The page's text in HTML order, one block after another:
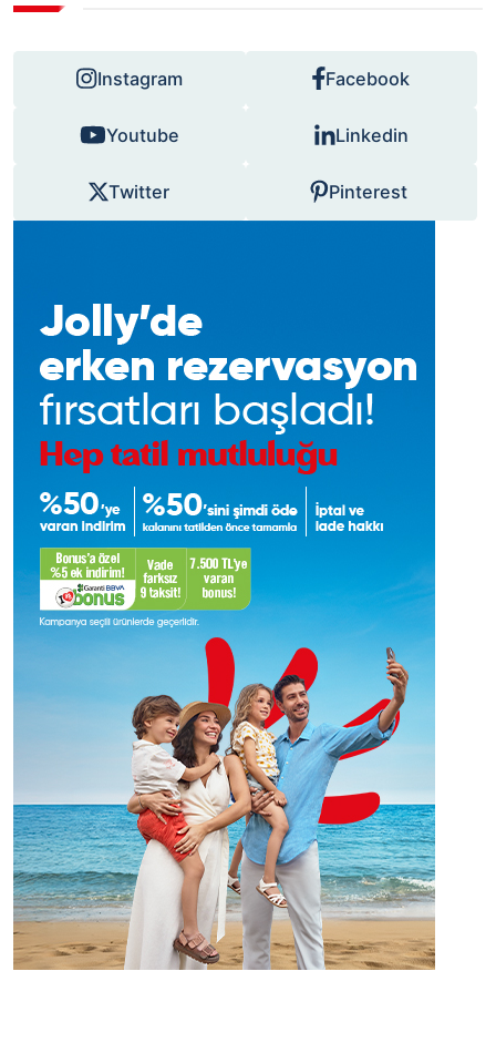
Instagram Facebook
Youtube Linkedin
Twitter Pinterest